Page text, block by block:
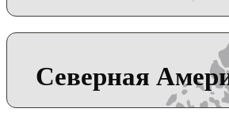
Северная